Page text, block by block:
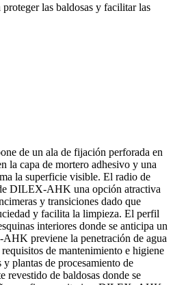
las baldosas y facilitar las
de un ala de fijación perforada en
la capa de mortero adhesivo y una
la superficie visible. El radio de
DILEX-AHK una opción atractiva
y transiciones dado que
y facilita la limpieza. El perfil
interiores donde se anticipa un
previene la penetración de agua
de mantenimiento e higiene
plantas de procesamiento de
revestido de baldosas donde se